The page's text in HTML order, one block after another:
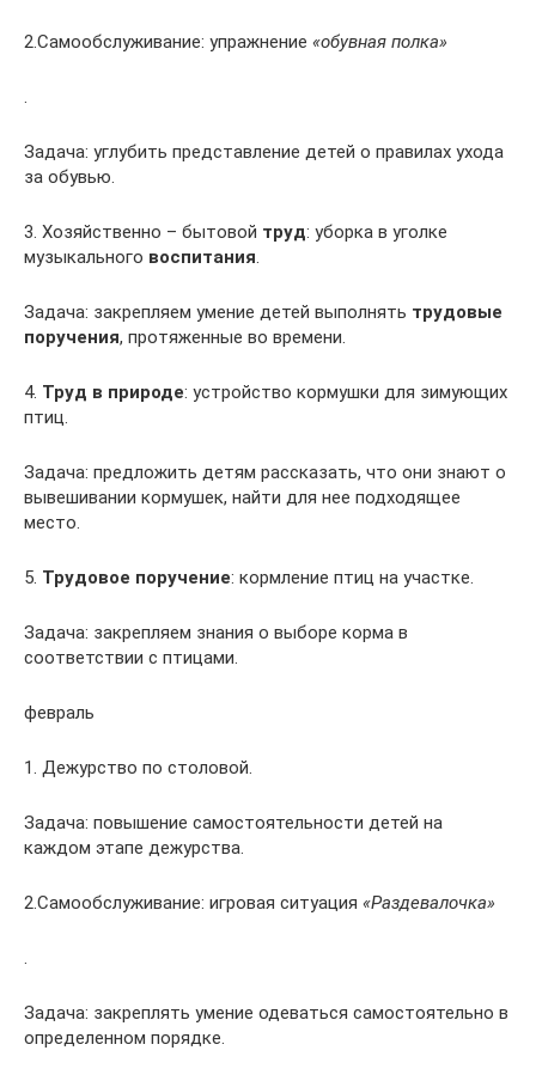
2.Самообслуживание: упражнение «обувная полка»
.
Задача: углубить представление детей о правилах ухода
за обувью.
3. Хозяйственно – бытовой труд: уборка в уголке
музыкального воспитания.
Задача: закрепляем умение детей выполнять трудовые
поручения, протяженные во времени.
4. Труд в природе: устройство кормушки для зимующих
птиц.
Задача: предложить детям рассказать, что они знают о
вывешивании кормушек, найти для нее подходящее
место.
5. Трудовое поручение: кормление птиц на участке.
Задача: закрепляем знания о выборе корма в
соответствии с птицами.
февраль
1. Дежурство по столовой.
Задача: повышение самостоятельности детей на
каждом этапе дежурства.
2.Самообслуживание: игровая ситуация «Раздевалочка»
.
Задача: закреплять умение одеваться самостоятельно в
определенном порядке.